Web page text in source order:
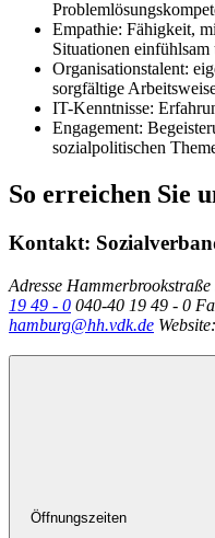
Empathie: Fähigkeit,
Situationen einfühlsam
Organisationstalent:
sorgfältige
IT-Kenntnisse:
Engagement:
sozialpolitischen
So erreichen Sie
Kontakt:
Adresse
19 49 - 0 040-40 19 49 - 0
hamburg@hh.vdk.de Website:
Öffnungszeiten